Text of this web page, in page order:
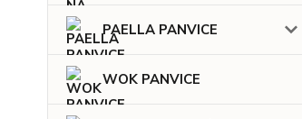
PAELLA PANVICE
WOK PANVICE